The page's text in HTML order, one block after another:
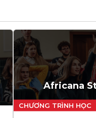
Africana